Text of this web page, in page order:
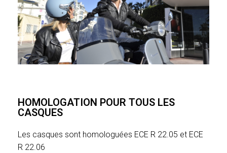
HOMOLOGATION POUR TOUS LES
CASQUES
Les casques sont homologuées ECE R 22.05 et ECE
R 22.06